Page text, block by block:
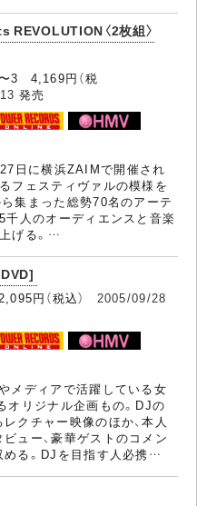
REVOLUTION〈2枚組〉
3 4,169円（税
発売
日に横浜ZAIMで開催され
フェスティヴァルの模様を
集まった総勢70名のアーテ
千人のオーディエンスと音楽
げる。…
円（税込） 2005/09/28
メディアで活躍している女
オリジナル企画もの。DJの
クチャー映像のほか、本人
ュー、豪華ゲストのコメン
める。DJを目指す人必携…